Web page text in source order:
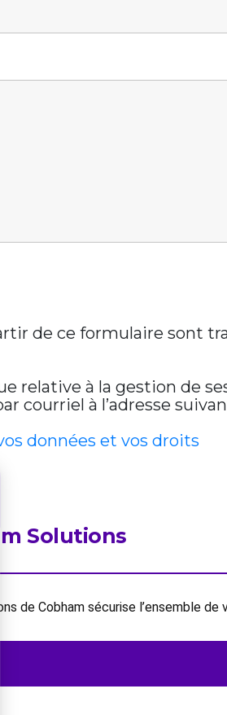
de ce formulaire sont
relative à la gestion de
courriel à l’adresse
données et vos droits
Solutions
de Cobham sécurise l’ensemble de